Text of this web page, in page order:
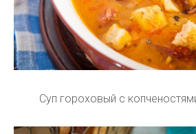
Суп гороховый с